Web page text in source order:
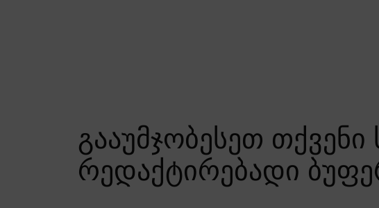
გააუმჯობესეთ თქვენი
რედაქტირებადი